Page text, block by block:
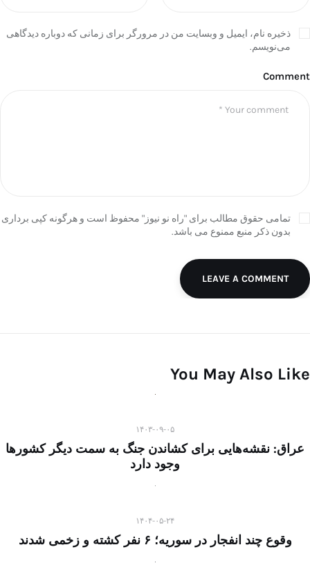
ذخیره نام، ایمیل و وبسایت من در مرورگر برای زمانی که دوباره دیدگاهی
می‌نویسم.
Comment
تمامی حقوق مطالب برای "راه نو نیوز" محفوظ است و هرگونه کپی برداری
بدون ذکر منبع ممنوع می باشد.
LEAVE A COMMENT
You May Also Like
۱۴۰۳-۰۹-۰۵
عراق: نقشه‌هایی برای کشاندن جنگ به سمت دیگر کشورها
وجود دارد
۱۴۰۴-۰۵-۲۴
وقوع چند انفجار در سوریه؛ ۶ نفر کشته و زخمی شدند